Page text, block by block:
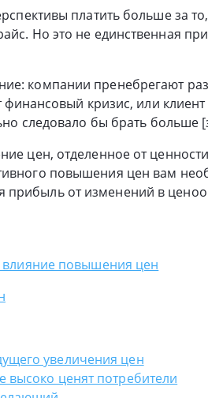
платить больше за
Но это не единственная
компании пренебрегают
финансовый кризис, или
следовало бы брать больше
цен, отделенное от
повышения цен вам
от изменений в
влияние повышения цен
увеличения цен
ценят потребители